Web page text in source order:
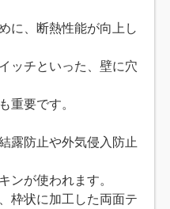
に、断熱性能が向上し
ッチといった、壁に穴
重要です。
露防止や外気侵入防止
ンが使われます。
枠状に加工した両面テ